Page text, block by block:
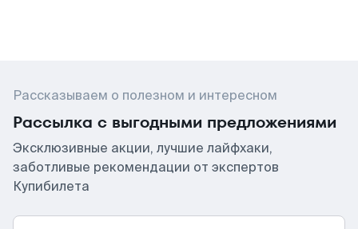
Рассказываем о полезном и интересном
Рассылка с выгодными предложениями
Эксклюзивные акции, лучшие лайфхаки,
заботливые рекомендации от экспертов
Купибилета